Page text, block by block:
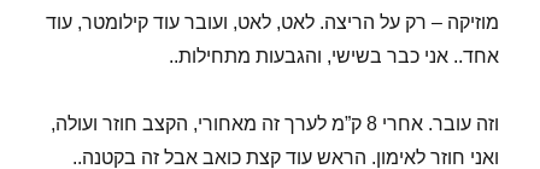
מוזיקה – רק על הריצה. לאט, לאט, ועובר עוד קילומטר, עוד
אחד.. אני כבר בשישי, והגבעות מתחילות..
וזה עובר. אחרי 8 ק”מ לערך זה מאחורי, הקצב חוזר ועולה,
ואני חוזר לאימון. הראש עוד קצת כואב אבל זה בקטנה..